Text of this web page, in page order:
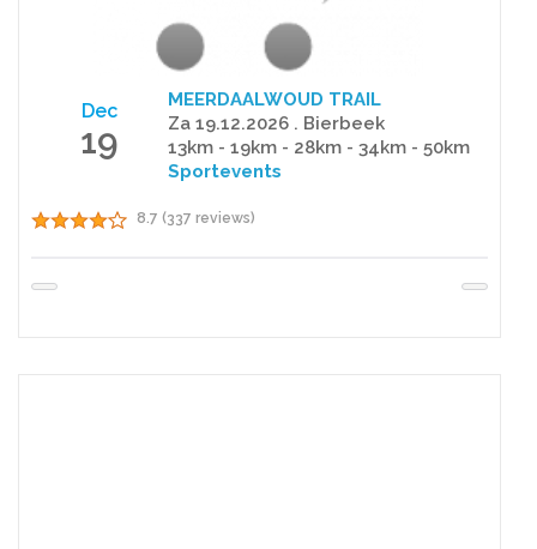
Dec
19
MEERDAALWOUD TRAIL
Za 19.12.2026 . Bierbeek
13km - 19km - 28km - 34km - 50km
Sportevents
8.7 (337 reviews)